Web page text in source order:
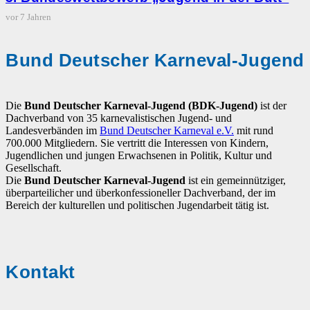
vor 7 Jahren
Bund Deutscher Karneval-Jugend
Die Bund Deutscher Karneval-Jugend (BDK-Jugend) ist der
Dachverband von 35 karnevalistischen Jugend- und
Landesverbänden im Bund Deutscher Karneval e.V. mit rund
700.000 Mitgliedern. Sie vertritt die Interessen von Kindern,
Jugendlichen und jungen Erwachsenen in Politik, Kultur und
Gesellschaft.
Die Bund Deutscher Karneval-Jugend ist ein gemeinnütziger,
überparteilicher und überkonfessioneller Dachverband, der im
Bereich der kulturellen und politischen Jugendarbeit tätig ist.
Kontakt